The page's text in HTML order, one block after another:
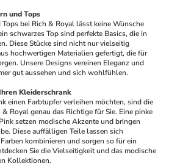
und Tops
bei Rich & Royal lässt keine Wünsche
schwarzes Top sind perfekte Basics, die in
Diese Stücke sind nicht nur vielseitig
hochwertigen Materialien gefertigt, die für
Unsere Designs vereinen Eleganz und
gut aussehen und sich wohlfühlen.
Kleiderschrank
einen Farbtupfer verleihen möchten, sind die
Royal genau das Richtige für Sie. Eine pinke
setzen modische Akzente und bringen
Diese auffälligen Teile lassen sich
kombinieren und sorgen so für ein
Sie die Vielseitigkeit und das modische
Kollektionen.